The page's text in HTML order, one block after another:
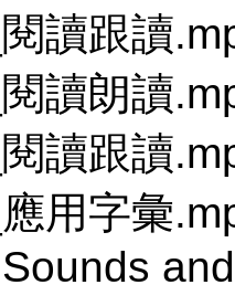
讀跟讀
讀朗讀
讀跟讀
用字彙